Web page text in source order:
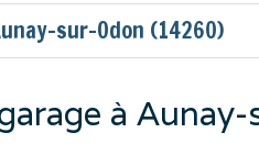
sur-Odon (14260)
à Aunay-